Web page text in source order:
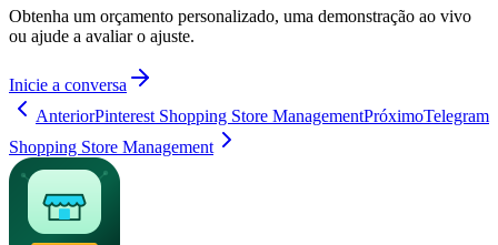
Obtenha um orçamento personalizado, uma demonstração ao vivo
ou ajude a avaliar o ajuste.
Inicie a conversa
AnteriorPinterest Shopping Store ManagementPróximoTelegram
Shopping Store Management